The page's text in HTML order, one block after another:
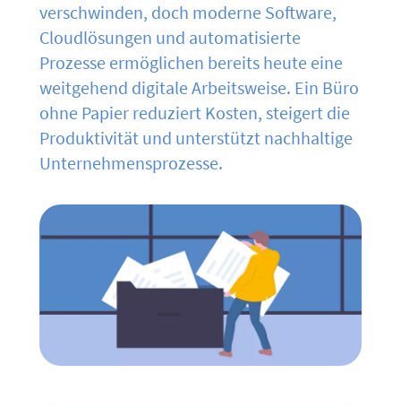
verschwinden, doch moderne Software,
Cloudlösungen und automatisierte
Prozesse ermöglichen bereits heute eine
weitgehend digitale Arbeitsweise. Ein Büro
ohne Papier reduziert Kosten, steigert die
Produktivität und unterstützt nachhaltige
Unternehmensprozesse.